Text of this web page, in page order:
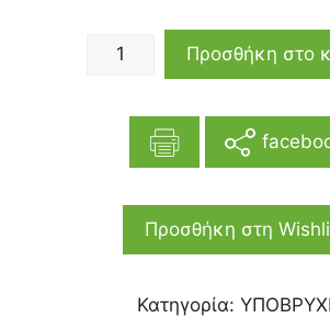
Προσθήκη στο
Προσθήκη στη
Κατηγορία: